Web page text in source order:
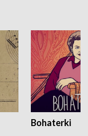
Bohaterki